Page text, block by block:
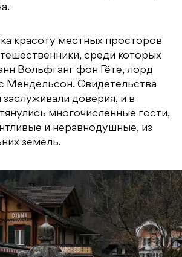
красоту местных просторов
среди которых
Вольфганг фон Гёте, лорд
Мендельсон. Свидетельства
заслуживали доверия, и в
многочисленные гости,
и неравнодушные, из
земель.